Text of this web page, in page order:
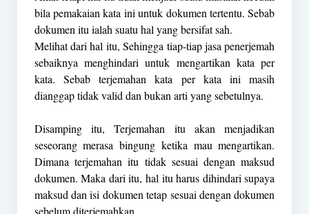
bila pemakaian kata ini untuk dokumen tertentu. Sebab
dokumen itu ialah suatu hal yang bersifat sah.
Melihat dari hal itu, Sehingga tiap-tiap jasa penerjemah
sebaiknya menghindari untuk mengartikan kata per
kata. Sebab terjemahan kata per kata ini masih
dianggap tidak valid dan bukan arti yang sebetulnya.
Disamping itu, Terjemahan itu akan menjadikan
seseorang merasa bingung ketika mau mengartikan.
Dimana terjemahan itu tidak sesuai dengan maksud
dokumen. Maka dari itu, hal itu harus dihindari supaya
maksud dan isi dokumen tetap sesuai dengan dokumen
sebelum diterjemahkan.